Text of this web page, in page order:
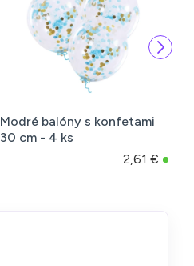
Modré balóny s konfetami
30 cm - 4 ks
2,61 €